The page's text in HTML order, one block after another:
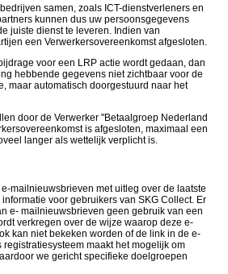
samen, zoals ICT-dienstverleners en
kunnen dus uw persoonsgegevens
juiste dienst te leveren. Indien van
een Verwerkersovereenkomst afgesloten.
voor een LRP actie wordt gedaan, dan
hebbende gegevens niet zichtbaar voor de
maar automatisch doorgestuurd naar het
door de Verwerker "Betaalgroep Nederland
is afgesloten, maximaal een
langer als wettelijk verplicht is.
mailnieuwsbrieven met uitleg over de laatste
voor gebruikers van SKG Collect. Er
e- mailnieuwsbrieven geen gebruik van een
verkregen over de wijze waarop deze e-
kan niet bekeken worden of de link in de e-
maakt het mogelijk om
we gericht specifieke doelgroepen